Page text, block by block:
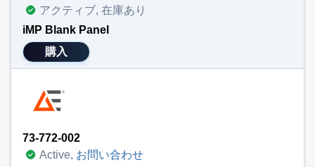
アクティブ, 在庫あり
iMP Blank Panel
購入
73-772-002
Active, お問い合わせ